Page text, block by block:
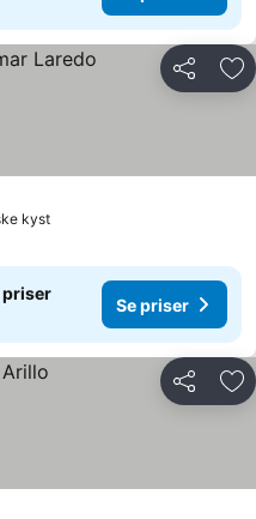
Del
kystSe priser
priser
Se priser
Del